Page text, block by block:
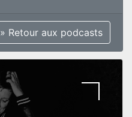
» Retour aux podcasts